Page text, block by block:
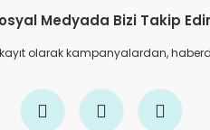
Medyada Bizi Takip
olarak kampanyalardan,